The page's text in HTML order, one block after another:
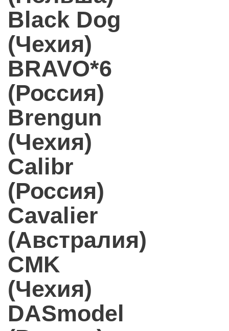
Black Dog
(Чехия)
BRAVO*6
(Россия)
Brengun
(Чехия)
Calibr
(Россия)
Cavalier
(Австралия)
CMK
(Чехия)
DASmodel